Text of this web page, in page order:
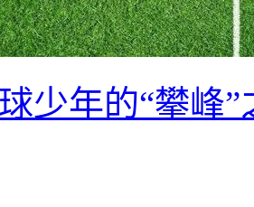
少年的“攀峰